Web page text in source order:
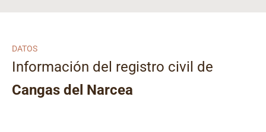
DATOS
Información del registro civil de
Cangas del Narcea